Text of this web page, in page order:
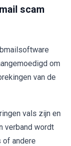
scam
om
van de
vals zijn en
verband wordt
andere